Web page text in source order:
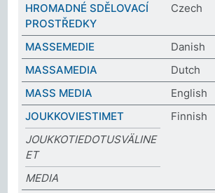
HROMADNÉ SDĚLOVACÍ
PROSTŘEDKY
Czech
MASSEMEDIE
Danish
MASSAMEDIA
Dutch
MASS MEDIA
English
JOUKKOVIESTIMET
Finnish
JOUKKOTIEDOTUSVÄLINE
ET
MEDIA